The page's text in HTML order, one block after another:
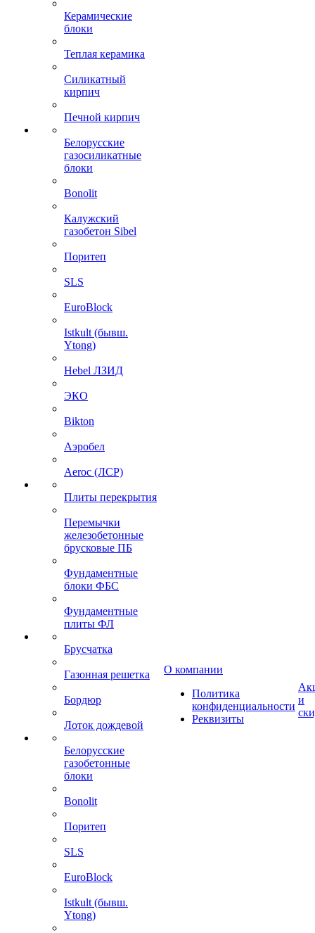
Керамические
блоки
Теплая керамика
Силикатный
кирпич
Печной кирпич
Белорусские
газосиликатные
блоки
Bonolit
Калужский
газобетон Sibel
Поритеп
SLS
EuroBlock
Istkult (бывш.
Ytong)
Hebel ЛЗИД
ЭКО
Bikton
Аэробел
Aeroc (ЛСР)
Плиты перекрытия
Перемычки
железобетонные
брусковые ПБ
Фундаментные
блоки ФБС
Фундаментные
плиты ФЛ
Брусчатка
Газонная решетка
Бордюр
Лоток дождевой
Белорусские
газобетонные
блоки
Bonolit
Поритеп
SLS
EuroBlock
Istkult (бывш.
Ytong)
О компании
Политика
конфиденциальности
Реквизиты
и